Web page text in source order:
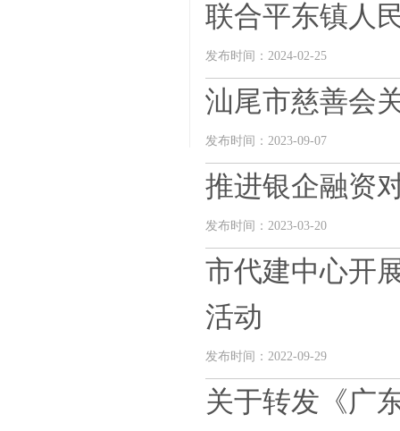
联合平东镇人
发布时间：2024-02-25
汕尾市慈善会
发布时间：2023-09-07
推进银企融资
发布时间：2023-03-20
市代建中心开
活动
发布时间：2022-09-29
关于转发《广